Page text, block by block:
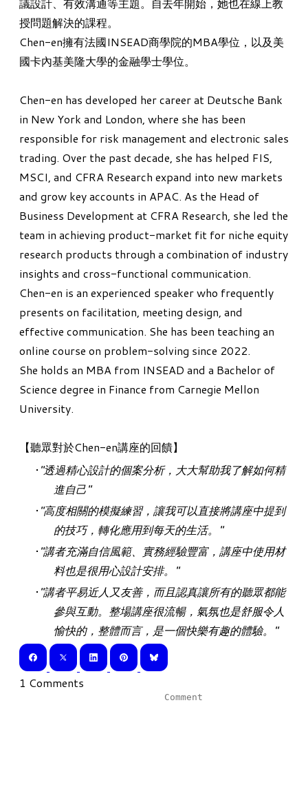
授問題解決的課程。
Chen-en擁有法國INSEAD商學院的MBA學位 ，以及美
國卡內基美隆大學的金融學士學位。
Chen-en has developed her career at Deutsche Bank
in New York and London, where she has been
responsible for risk management and electronic sales
trading. Over the past decade, she has helped FIS,
MSCI, and CFRA Research expand into new markets
and grow key accounts in APAC. As the Head of
Business Development at CFRA Research, she led the
team in achieving product-market fit for niche equity
research products through a combination of industry
insights and cross-functional communication.
Chen-en is an experienced speaker who frequently
presents on facilitation, meeting design, and
effective communication. She has been teaching an
online course on problem-solving since 2022.
She holds an MBA from INSEAD and a Bachelor of
Science degree in Finance from Carnegie Mellon
University.
【聽眾對於Chen-en講座的回饋】
"透過精心設計的個案分析，大大幫助我了解如何精
進自己"
"高度相關的模擬練習，讓我可以直接將講座中提到
的技巧，轉化應用到每天的生活。"
"講者充滿自信風範、實務經驗豐富，講座中使用材
料也是很用心設計安排。"
"講者平易近人又友善，而且認真讓所有的聽眾都能
參與互動。整場講座很流暢，氣氛也是舒服令人
愉快的，整體而言，是一個快樂有趣的體驗。"
1 Comments